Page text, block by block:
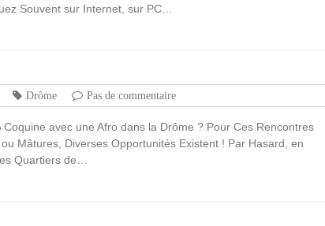
Souvent sur Internet, sur PC…
Drôme Pas de commentaire
avec une Afro dans la Drôme ? Pour Ces Rencontres
Mâtures, Diverses Opportunités Existent ! Par Hasard, en
Quartiers de…